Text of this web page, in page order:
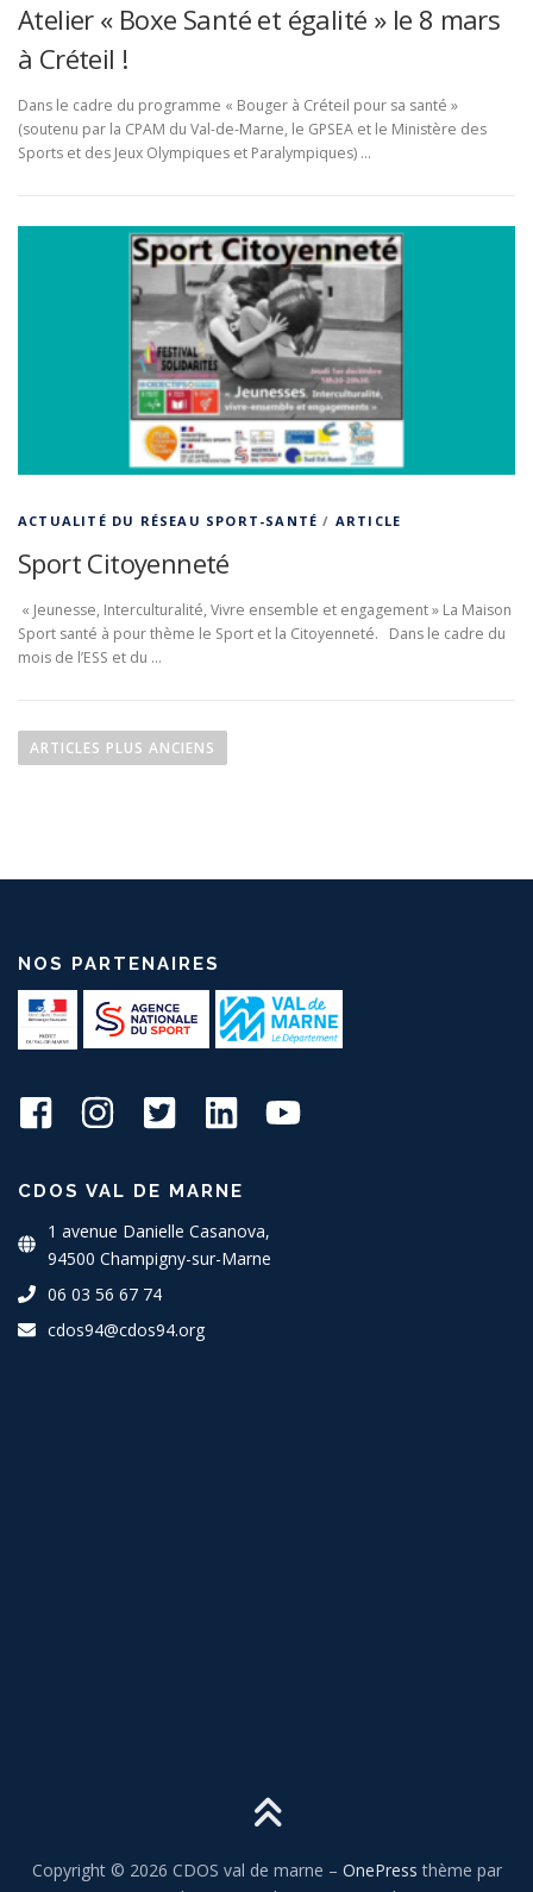
Atelier « Boxe Santé et égalité » le 8 mars
à Créteil !
Dans le cadre du programme « Bouger à Créteil pour sa santé »
(soutenu par la CPAM du Val-de-Marne, le GPSEA et le Ministère des
Sports et des Jeux Olympiques et Paralympiques) …
ACTUALITÉ DU RÉSEAU SPORT-SANTÉ / ARTICLE
Sport Citoyenneté
« Jeunesse, Interculturalité, Vivre ensemble et engagement » La Maison
Sport santé à pour thème le Sport et la Citoyenneté. Dans le cadre du
mois de l’ESS et du …
ARTICLES PLUS ANCIENS
NOS PARTENAIRES
CDOS VAL DE MARNE
1 avenue Danielle Casanova,
94500 Champigny-sur-Marne
06 03 56 67 74
cdos94@cdos94.org
Copyright © 2026 CDOS val de marne – OnePress thème par